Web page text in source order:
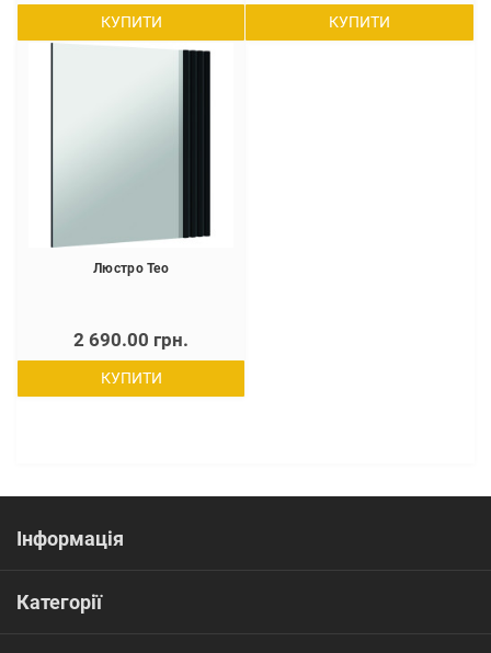
КУПИТИ КУПИТИ
Люстро Тео
2 690.00 грн.
КУПИТИ
Інформація
Категорії